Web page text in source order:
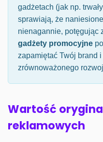
gadżetach (jak np.
sprawiają, że
nienagannie, potęgując
gadżety promocyjne
zapamiętać Twój brand
zrównoważonego
Wartość
reklamowych